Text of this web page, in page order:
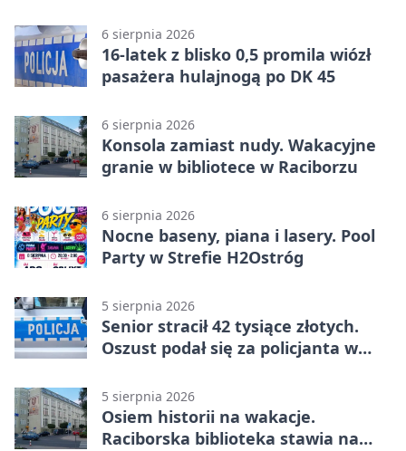
6 sierpnia 2026
16-latek z blisko 0,5 promila wiózł
pasażera hulajnogą po DK 45
6 sierpnia 2026
Konsola zamiast nudy. Wakacyjne
granie w bibliotece w Raciborzu
6 sierpnia 2026
Nocne baseny, piana i lasery. Pool
Party w Strefie H2Ostróg
5 sierpnia 2026
Senior stracił 42 tysiące złotych.
Oszust podał się za policjanta w
5 sierpnia 2026
Osiem historii na wakacje.
Raciborska biblioteka stawia na